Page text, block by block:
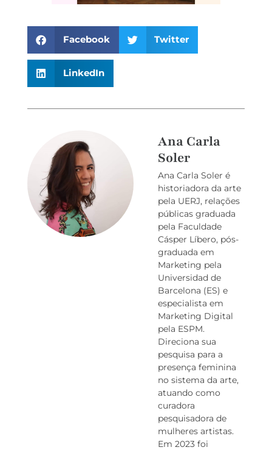
Facebook Twitter
LinkedIn
Ana Carla
Soler
Ana Carla Soler é
historiadora da arte
pela UERJ, relações
públicas graduada
pela Faculdade
Cásper Líbero, pós-
graduada em
Marketing pela
Universidad de
Barcelona (ES) e
especialista em
Marketing Digital
pela ESPM.
Direciona sua
pesquisa para a
presença feminina
no sistema da arte,
atuando como
curadora
pesquisadora de
mulheres artistas.
Em 2023 foi